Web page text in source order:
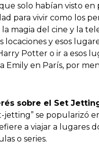
solo habían visto en
para vivir como los
magia del cine y la
locaciones y esos
Potter o ir a esos
Emily en París, por
sobre el Set
jetting” se popularizó
a viajar a lugares
o series.